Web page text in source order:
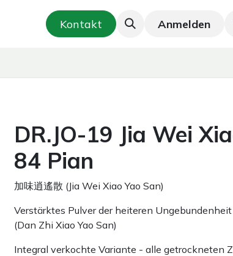
Kräuter-Zubereitungen Neu!
Kontakt Anmelden
DR.JO-19 Jia Wei
84 Pian
加味逍遙散 (Jia Wei Xiao Yao San)
Verstärktes Pulver der heiteren Ungebundenheit
(Dan Zhi Xiao Yao San)
Integral verkochte Variante - alle getrockneten